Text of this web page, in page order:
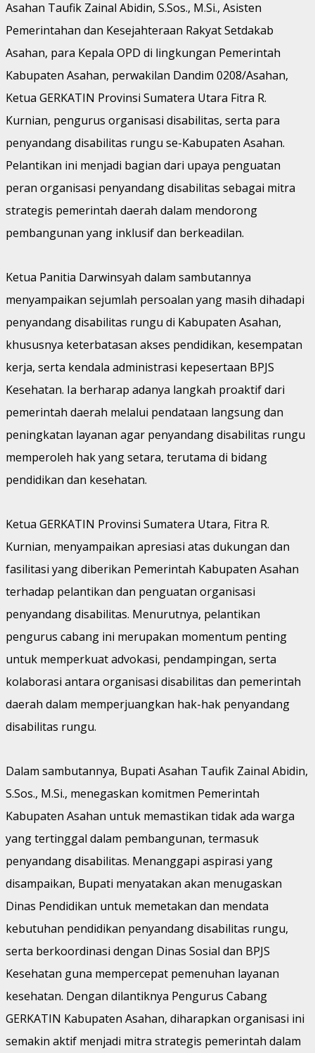
Asahan Taufik Zainal Abidin, S.Sos., M.Si., Asisten
Pemerintahan dan Kesejahteraan Rakyat Setdakab
Asahan, para Kepala OPD di lingkungan Pemerintah
Kabupaten Asahan, perwakilan Dandim 0208/Asahan,
Ketua GERKATIN Provinsi Sumatera Utara Fitra R.
Kurnian, pengurus organisasi disabilitas, serta para
penyandang disabilitas rungu se-Kabupaten Asahan.
Pelantikan ini menjadi bagian dari upaya penguatan
peran organisasi penyandang disabilitas sebagai mitra
strategis pemerintah daerah dalam mendorong
pembangunan yang inklusif dan berkeadilan.
Ketua Panitia Darwinsyah dalam sambutannya
menyampaikan sejumlah persoalan yang masih dihadapi
penyandang disabilitas rungu di Kabupaten Asahan,
khususnya keterbatasan akses pendidikan, kesempatan
kerja, serta kendala administrasi kepesertaan BPJS
Kesehatan. Ia berharap adanya langkah proaktif dari
pemerintah daerah melalui pendataan langsung dan
peningkatan layanan agar penyandang disabilitas rungu
memperoleh hak yang setara, terutama di bidang
pendidikan dan kesehatan.
Ketua GERKATIN Provinsi Sumatera Utara, Fitra R.
Kurnian, menyampaikan apresiasi atas dukungan dan
fasilitasi yang diberikan Pemerintah Kabupaten Asahan
terhadap pelantikan dan penguatan organisasi
penyandang disabilitas. Menurutnya, pelantikan
pengurus cabang ini merupakan momentum penting
untuk memperkuat advokasi, pendampingan, serta
kolaborasi antara organisasi disabilitas dan pemerintah
daerah dalam memperjuangkan hak-hak penyandang
disabilitas rungu.
Dalam sambutannya, Bupati Asahan Taufik Zainal Abidin,
S.Sos., M.Si., menegaskan komitmen Pemerintah
Kabupaten Asahan untuk memastikan tidak ada warga
yang tertinggal dalam pembangunan, termasuk
penyandang disabilitas. Menanggapi aspirasi yang
disampaikan, Bupati menyatakan akan menugaskan
Dinas Pendidikan untuk memetakan dan mendata
kebutuhan pendidikan penyandang disabilitas rungu,
serta berkoordinasi dengan Dinas Sosial dan BPJS
Kesehatan guna mempercepat pemenuhan layanan
kesehatan. Dengan dilantiknya Pengurus Cabang
GERKATIN Kabupaten Asahan, diharapkan organisasi ini
semakin aktif menjadi mitra strategis pemerintah dalam